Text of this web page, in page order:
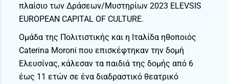
πλαίσιο των Δράσεων/Μυστηρίων 2023 ELEVSIS
EUROPEAN CAPITAL OF CULTURE.
Ομάδα της Πολιτιστικής και η Ιταλίδα ηθοποιός
Caterina Moroni που επισκέφτηκαν την δομή
Ελευσίνας, κάλεσαν τα παιδιά της δομής από 6
έως 11 ετών σε ένα διαδραστικό θεατρικό